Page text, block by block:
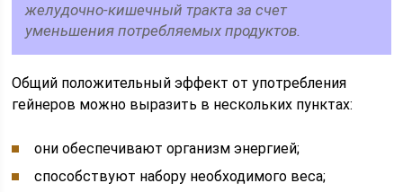
желудочно-кишечный тракта за счет
уменьшения потребляемых продуктов.
Общий положительный эффект от употребления
гейнеров можно выразить в нескольких пунктах:
они обеспечивают организм энергией;
способствуют набору необходимого веса;